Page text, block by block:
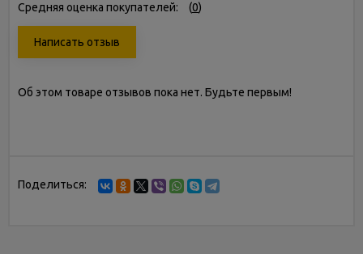
Средняя оценка покупателей: (0)
Написать отзыв
Об этом товаре отзывов пока нет. Будьте первым!
Поделиться: